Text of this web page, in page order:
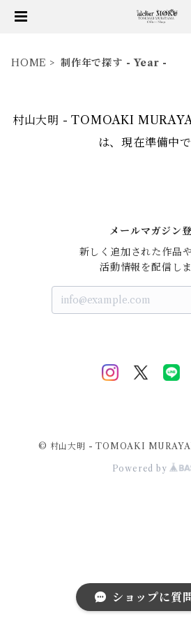
HOME 制作年で探す - Year -
村山大明 - TOMOAKI
は、現在準備中で
メールマガジン
新しく追加された作品や
活動情報を配信しま
© 村山大明 - TOMOAKI
Powered by
ショップに質